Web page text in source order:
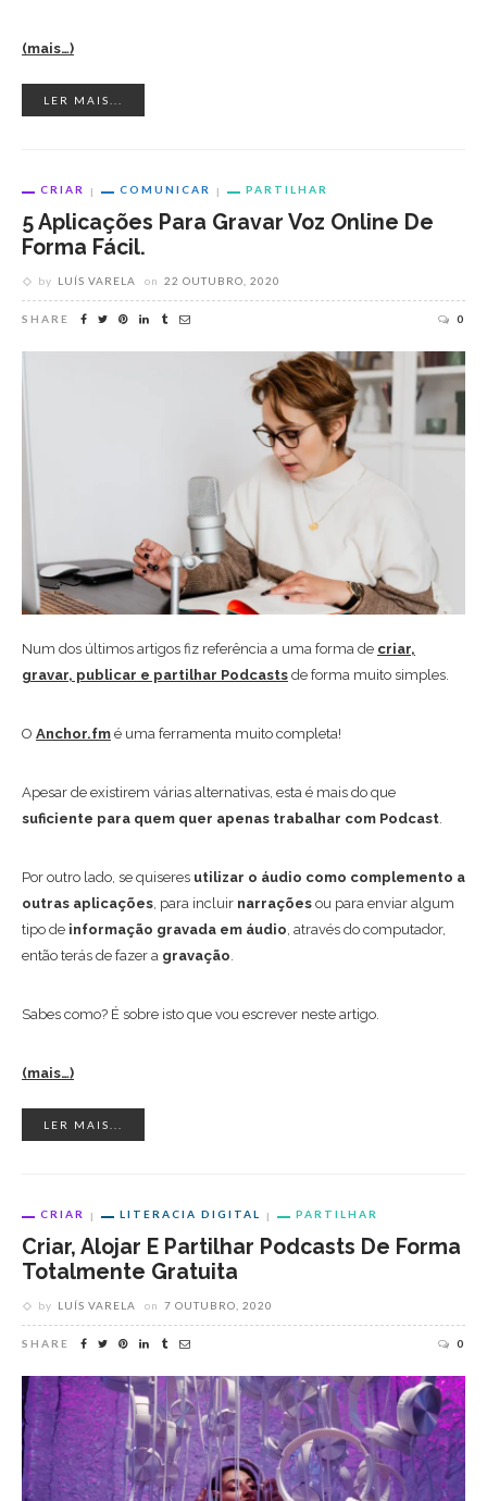
(mais…)
LER MAIS...
CRIAR COMUNICAR PARTILHAR
5 Aplicações Para Gravar Voz Online De
Forma Fácil.
by LUÍS VARELA on 22 OUTUBRO, 2020
SHARE 0
Num dos últimos artigos fiz referência a uma forma de criar,
gravar, publicar e partilhar Podcasts de forma muito simples.
O Anchor.fm é uma ferramenta muito completa!
Apesar de existirem várias alternativas, esta é mais do que
suficiente para quem quer apenas trabalhar com Podcast.
Por outro lado, se quiseres utilizar o áudio como complemento a
outras aplicações, para incluir narrações ou para enviar algum
tipo de informação gravada em áudio, através do computador,
então terás de fazer a gravação.
Sabes como? É sobre isto que vou escrever neste artigo.
(mais…)
LER MAIS...
CRIAR LITERACIA DIGITAL PARTILHAR
Criar, Alojar E Partilhar Podcasts De Forma
Totalmente Gratuita
by LUÍS VARELA on 7 OUTUBRO, 2020
SHARE 0